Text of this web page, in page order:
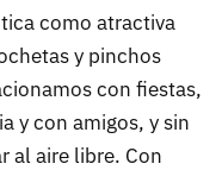
como atractiva
y pinchos
con fiestas,
y con amigos, y sin
al aire libre. Con